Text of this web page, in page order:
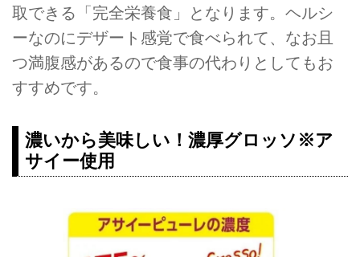
取できる「完全栄養食」となります。ヘルシ
ーなのにデザート感覚で食べられて、なお且
つ満腹感があるので食事の代わりとしてもお
すすめです。
濃いから美味しい！濃厚グロッソ※ア
サイー使用